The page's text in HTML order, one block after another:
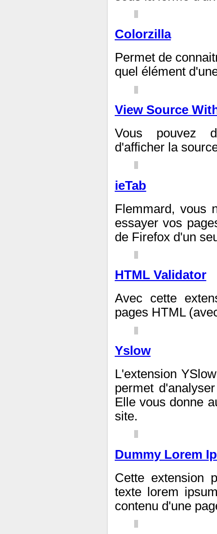
Colorzilla
Permet de
quel élément
View Source
Vous pouvez
d'afficher la
ieTab
Flemmard, vous
essayer vos
de Firefox d'un
HTML Validator
Avec cette
pages HTML
Yslow
L'extension
permet
Elle vous donne
site.
Dummy Lorem
Cette extension
texte lorem
contenu d'une